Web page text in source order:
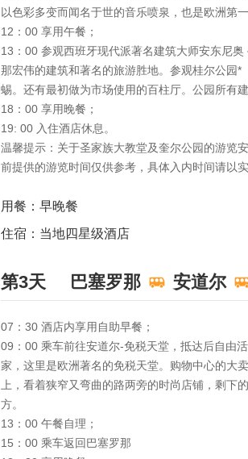
以色彩多变而闻名于世的音乐喷泉，也是欧洲第
12：00 享用午餐；
13：00 参观西班牙现代派著名建筑大师安东尼
那宏伟的建筑和著名的旅游胜地。参观桂尔公园
蜴。还有最初做为市场使用的百柱厅。公园所有
18：00 享用晚餐；
19: 00 入住酒店休息。
温馨提示：关于圣家族大教堂及奎尔公园的游览
前提供的游览时间仅供参考，具体入内时间请以
用餐：早晚餐
住宿：当地四星级酒店
第3天 巴塞罗那 安道尔
07：30 酒店内享用自助早餐；
09：00 乘车前往安道尔-免税天堂，抵达后自由
家，这里是欧洲著名的免税天堂。购物中心的大
上，看着狭窄又弯曲的路两旁的时尚店铺，剩
方。
13：00 午餐自理；
15：00 乘车返回巴塞罗那